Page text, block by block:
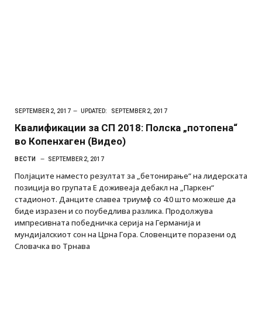
SEPTEMBER 2, 2017 UPDATED: SEPTEMBER 2, 2017
Квалификации за СП 2018: Полска „потопена“
во Копенхаген (Видео)
ВЕСТИ SEPTEMBER 2, 2017
Полјаците наместо резултат за „бетонирање“ на лидерската
позиција во групата Е доживеаја дебакл на „Паркен“
стадионот. Данците славеа триумф со 4:0 што можеше да
биде изразен и со поубедлива разлика. Продолжува
импресивната победничка серија на Германија и
мундијалскиот сон на Црна Гора. Словенците поразени од
Словачка во Трнава